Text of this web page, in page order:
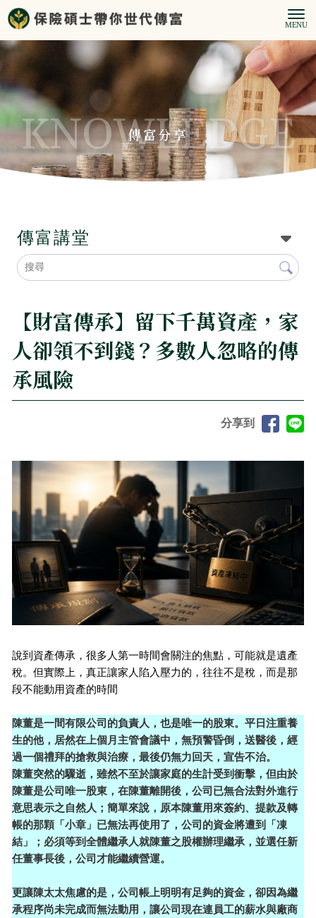
傳富分享
傳富講堂
【財富傳承】留下千萬資產，家
人卻領不到錢？多數人忽略的傳
承風險
分享到
說到資產傳承，很多人第一時間會關注的焦點，可能就是遺產
稅。但實際上，真正讓家人陷入壓力的，往往不是稅，而是那
段不能動用資產的時間
陳董是一間有限公司的負責人，也是唯一的股東。平日注重養
生的他，居然在上個月主管會議中，無預警昏倒，送醫後，經
過一個禮拜的搶救與治療，最後仍無力回天，宣告不治。
陳董突然的驟逝，雖然不至於讓家庭的生計受到衝擊，但由於
陳董是公司唯一股東，在陳董離開後，公司已無合法對外進行
意思表示之自然人；簡單來說，原本陳董用來簽約、提款及轉
帳的那顆「小章」已無法再使用了，公司的資金將遭到「凍
結」；必須等到全體繼承人就陳董之股權辦理繼承，並選任新
任董事長後，公司才能繼續營運。
更讓陳太太焦慮的是，公司帳上明明有足夠的資金，卻因為繼
承程序尚未完成而無法動用，讓公司現在連員工的薪水與廠商